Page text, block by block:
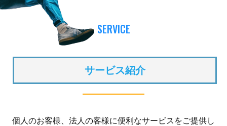
SERVICE
サービス紹介
個人のお客様、法人の客様に便利なサービスをご提供し